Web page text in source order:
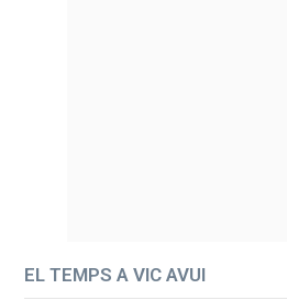
EL TEMPS A VIC AVUI